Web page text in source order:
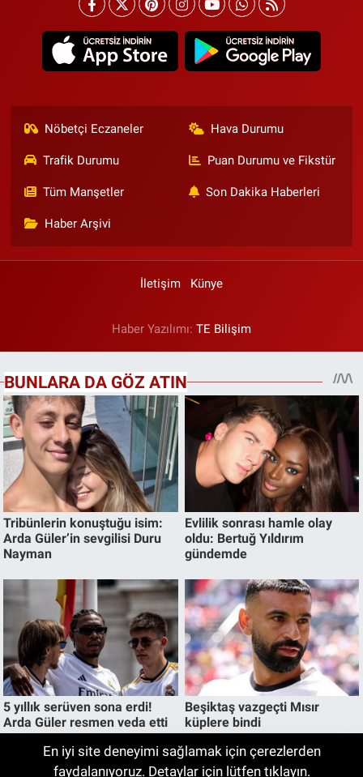
Nöbetçi Eczaneler Hava Durumu
Trafik Durumu Puan Durumu ve Fikstür
Tüm Manşetler Son Dakika Haberleri
Haber Arşivi
İletişim Künye
Haber Yazılımı: TE Bilişim
En iyi site deneyimi sağlamak için çerezlerden
faydalanıyoruz. Detaylar için lütfen tıklayın.
Bu Yöntemi Deneyenler Bir Daha Ağda ve